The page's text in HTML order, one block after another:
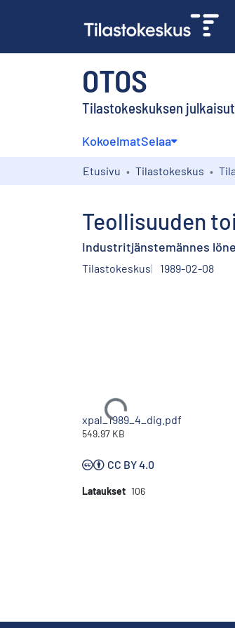
OTOS
Tilastokeskuksen
KokoelmatSelaa
Etusivu Tilastokeskus
Teollisuuden
Industritjänstemännes
Tilastokeskus 1989-02-08
Ladataan...
xpal_1989_4_dig.pdf
549.97 KB
CC BY 4.0
Lataukset 106